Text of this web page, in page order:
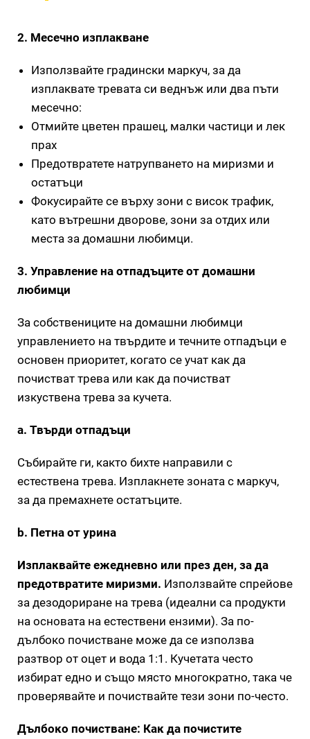
2. Месечно изплакване
Използвайте градински маркуч, за да
изплаквате тревата си веднъж или два пъти
месечно:
Отмийте цветен прашец, малки частици и лек
прах
Предотвратете натрупването на миризми и
остатъци
Фокусирайте се върху зони с висок трафик,
като вътрешни дворове, зони за отдих или
места за домашни любимци.
3. Управление на отпадъците от домашни
любимци
За собствениците на домашни любимци
управлението на твърдите и течните отпадъци е
основен приоритет, когато се учат как да
почистват трева или как да почистват
изкуствена трева за кучета.
a. Твърди отпадъци
Събирайте ги, както бихте направили с
естествена трева. Изплакнете зоната с маркуч,
за да премахнете остатъците.
b. Петна от урина
Изплаквайте ежедневно или през ден, за да
предотвратите миризми. Използвайте спрейове
за дезодориране на трева (идеални са продукти
на основата на естествени ензими). За по-
дълбоко почистване може да се използва
разтвор от оцет и вода 1:1. Кучетата често
избират едно и също място многократно, така че
проверявайте и почиствайте тези зони по-често.
Дълбоко почистване: Как да почистите